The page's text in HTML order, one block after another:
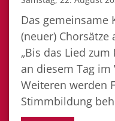
Das gemeinsame
(neuer)
„Bis das Lied
an diesem Tag
Weiteren werden
Stimmbildung